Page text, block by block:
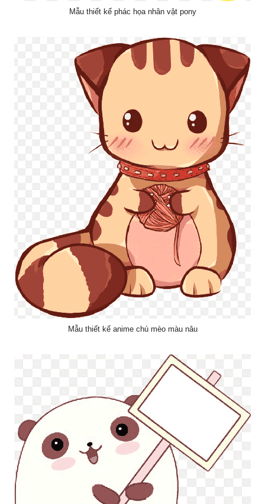
Mẫu thiết kế phác họa nhân vật pony
Mẫu thiết kế anime chú mèo màu nâu